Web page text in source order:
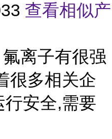
查看相似产
离子有很强
很多相关企
安全,需要